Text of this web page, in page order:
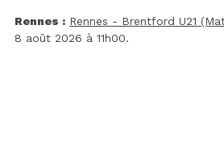
Rennes : Rennes - Brentford U21
8 août 2026 à 11h00.